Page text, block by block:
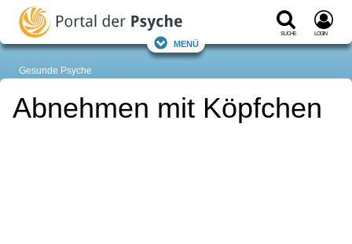
Suche Login
Menü
Gesunde Psyche
Abnehmen mit Köpfchen